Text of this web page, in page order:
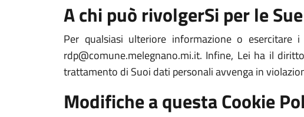
A chi può rivolgerSi per le
Per qualsiasi ulteriore informazione o
rdp@comune.melegnano.mi.it. Infine, Lei ha il
trattamento di Suoi dati personali avvenga in
Modifiche a questa Cookie